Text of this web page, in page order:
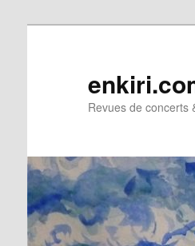
Revues de concerts